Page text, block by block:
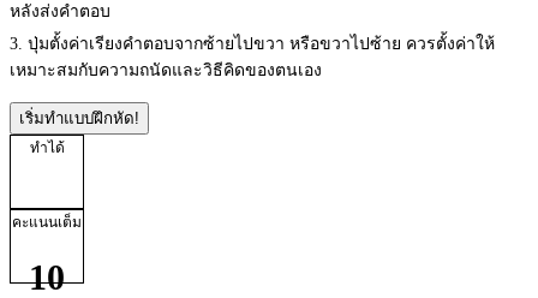
หลังส่งคำตอบ
3. ปุ่มตั้งค่าเรียงคำตอบจากซ้ายไปขวา หรือขวาไปซ้าย ควรตั้งค่าให้
เหมาะสมกับความถนัดและวิธีคิดของตนเอง
เริ่มทำแบบฝึกหัด!
ทำได้
คะแนนเต็ม
10